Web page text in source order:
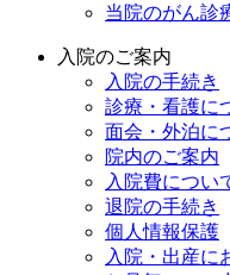
当院のがん診
入院のご案内
入院の手続き
診療・看護に
面会・外泊に
院内のご案内
入院費につい
退院の手続き
個人情報保護
入院・出産に